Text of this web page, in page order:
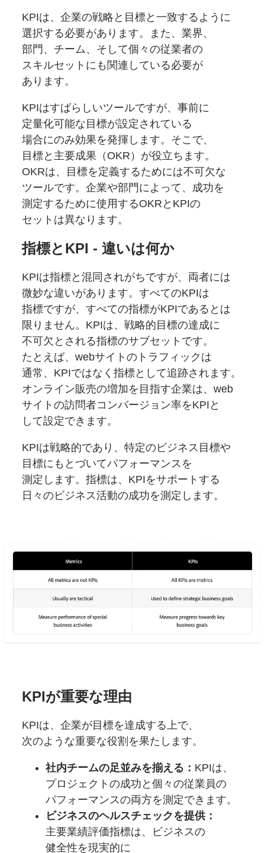
KPIは、企業の戦略と 目標と一致するように
選択する必要があります。 また、業界、
部門、 チーム、 そして個々の従業者の
スキルセットにも関連している必要が
あります。
KPIはすばらしいツールですが、事前に
定量化可能な目標が設定されている
場合にのみ効果を発揮します。 そこで、
目標と 主要成果 （OKR）が役立ちます。
OKRは、 目標を定義するためには不可欠な
ツールです。企業や部門に よって、 成功を
測定するために使用するOKRと KPIの
セットは異なります。
指標と KPI - 違いは何か
KPIは指標と混同されがちですが、 両者には
微妙な違いがあります。すべてのKPIは
指標ですが、すべての指標がKPIであるとは
限りません。 KPIは、戦略的目標の達成に
不可欠とされる指標のサブセットです。
たとえば、webサイトの トラフィックは
通常、 KPIではなく指標として追跡されます。
オンライン販売の増加を 目指す企業は、web
サイトの訪問者コンバージョン率をKPIと
して設定できます。
KPIは戦略的であり、特定のビジネス目標や
目標にもとづいてパフォーマンスを
測定します。指標は、 KPIをサポートする
日々のビジネス活動の成功を測定します。
KPIが重要な理由
KPIは、企業が目標を達成する上で、
次のような重要な役割を果たします。
社内チームの足並みを揃える： KPIは、
プロジェクトの成功と個々の従業員の
パフォーマンスの両方を測定できます。
ビジネスのヘルスチェックを提供：
主要業績評価指標は、
ビジネスの
健全性を現実的に